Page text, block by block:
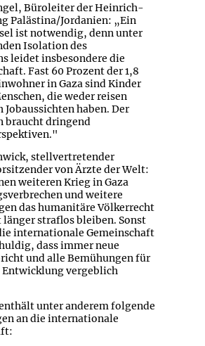
Büroleiter der Heinrich-
Palästina/Jordanien: „Ein
ist notwendig, denn unter
Isolation des
leidet insbesondere die
Fast 60 Prozent der 1,8
in Gaza sind Kinder
die weder reisen
Jobaussichten haben. Der
braucht dringend
stellvertretender
von Ärzte der Welt:
weiteren Krieg in Gaza
und weitere
das humanitäre Völkerrecht
straflos bleiben. Sonst
internationale Gemeinschaft
dass immer neue
und alle Bemühungen für
Entwicklung vergeblich
unter anderem folgende
an die internationale